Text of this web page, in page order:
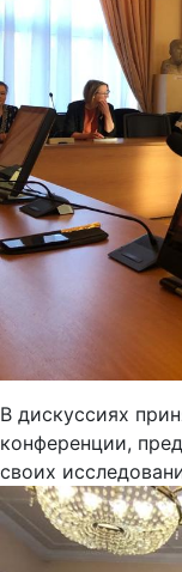
В дискуссиях
конференции,
своих